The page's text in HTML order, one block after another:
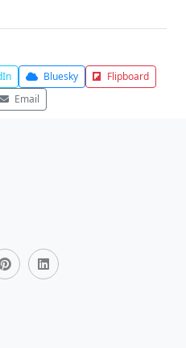
Bluesky
Flipboard
Email